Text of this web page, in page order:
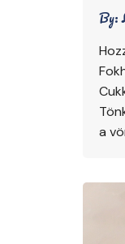
By:
a